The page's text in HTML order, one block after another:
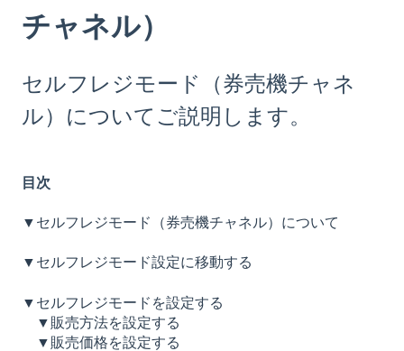
チャネル）
セルフレジモード（券売機チャネ
ル）についてご説明します。
目次
▼セルフレジモード（券売機チャネル）について
▼セルフレジモード設定に移動する
▼セルフレジモードを設定する
▼販売方法を設定する
▼販売価格を設定する